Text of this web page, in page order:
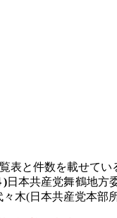
表と件数を載せてい
)日本共産党舞鶴地方
々木(日本共産党本部